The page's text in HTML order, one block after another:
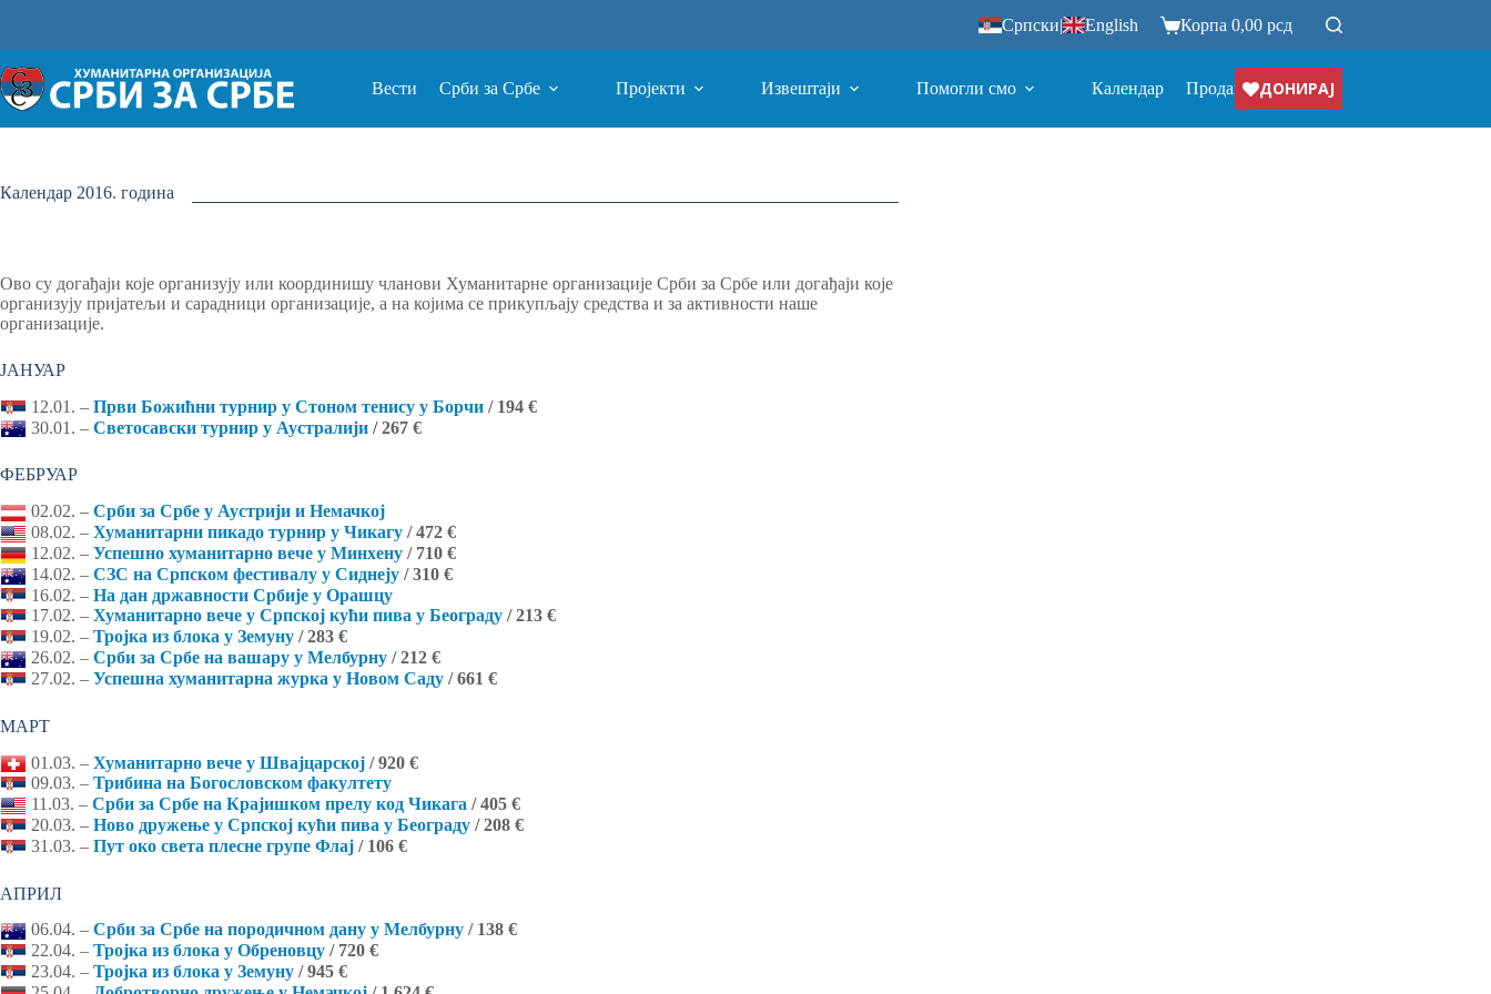
Српски| English Корпа 0,00 рсд
Вести Срби за Србе Пројекти Извештаји Помогли смо Календар ПродавницаДОНИРАЈ
Календар 2016. година
Ово су догађаји које организују или координишу чланови Хуманитарне организације Срби за Србе или догађаји које
организују пријатељи и сарадници организације, а на којима се прикупљају средства и за активности наше
организације.
ЈАНУАР
12.01. – Први Божићни турнир у Стоном тенису у Борчи / 194 €
30.01. – Светосавски турнир у Аустралији / 267 €
ФЕБРУАР
02.02. – Срби за Србе у Аустрији и Немачкој
08.02. – Хуманитарни пикадо турнир у Чикагу / 472 €
12.02. – Успешно хуманитарно вече у Минхену / 710 €
14.02. – СЗС на Српском фестивалу у Сиднеју / 310 €
16.02. – На дан државности Србије у Орашцу
17.02. – Хуманитарно вече у Српској кући пива у Београду / 213 €
19.02. – Тројка из блока у Земуну / 283 €
26.02. – Срби за Србе на вашару у Мелбурну / 212 €
27.02. – Успешна хуманитарна журка у Новом Саду / 661 €
МАРТ
01.03. – Хуманитарно вече у Швајцарској / 920 €
09.03. – Трибина на Богословском факултету
11.03. – Срби за Србе на Крајишком прелу код Чикага / 405 €
20.03. – Ново дружење у Српској кући пива у Београду / 208 €
31.03. – Пут око света плесне групе Флај / 106 €
АПРИЛ
06.04. – Срби за Србе на породичном дану у Мелбурну / 138 €
22.04. – Тројка из блока у Обреновцу / 720 €
23.04. – Тројка из блока у Земуну / 945 €